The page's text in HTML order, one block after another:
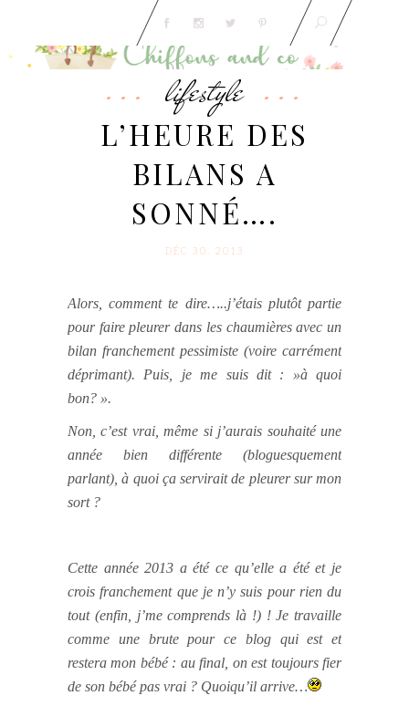
lifestyle
L’HEURE DES
BILANS A
SONNÉ….
DÉC 30. 2013
Alors, comment te dire…..j’étais plutôt partie
pour faire pleurer dans les chaumières avec un
bilan franchement pessimiste (voire carrément
déprimant). Puis, je me suis dit : »à quoi
bon? ».
Non, c’est vrai, même si j’aurais souhaité une
année bien différente (bloguesquement
parlant), à quoi ça servirait de pleurer sur mon
sort ?
Cette année 2013 a été ce qu’elle a été et je
crois franchement que je n’y suis pour rien du
tout (enfin, j’me comprends là !) ! Je travaille
comme une brute pour ce blog qui est et
restera mon bébé : au final, on est toujours fier
de son bébé pas vrai ? Quoiqu’il arrive…